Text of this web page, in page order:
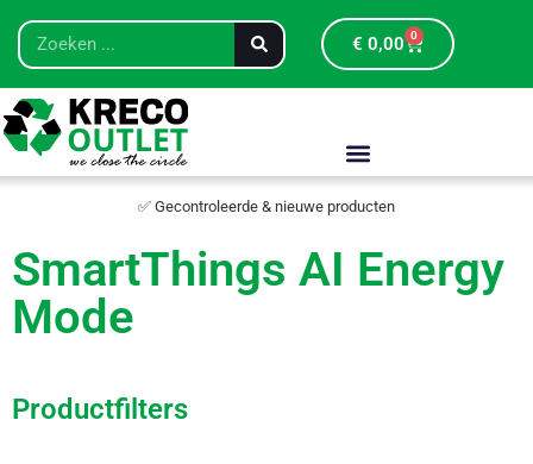
€ 0,00 0
✅ Gecontroleerde & nieuwe producten
SmartThings AI Energy
Mode
Productfilters